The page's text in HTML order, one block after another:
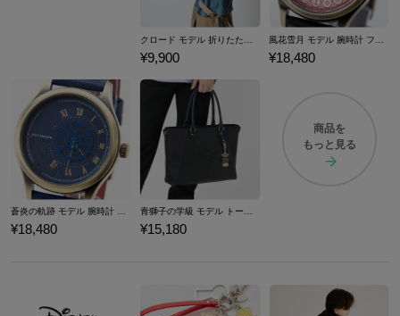
¥9,900 ¥18,480
¥18,480 ¥15,180
商品を
もっと見る